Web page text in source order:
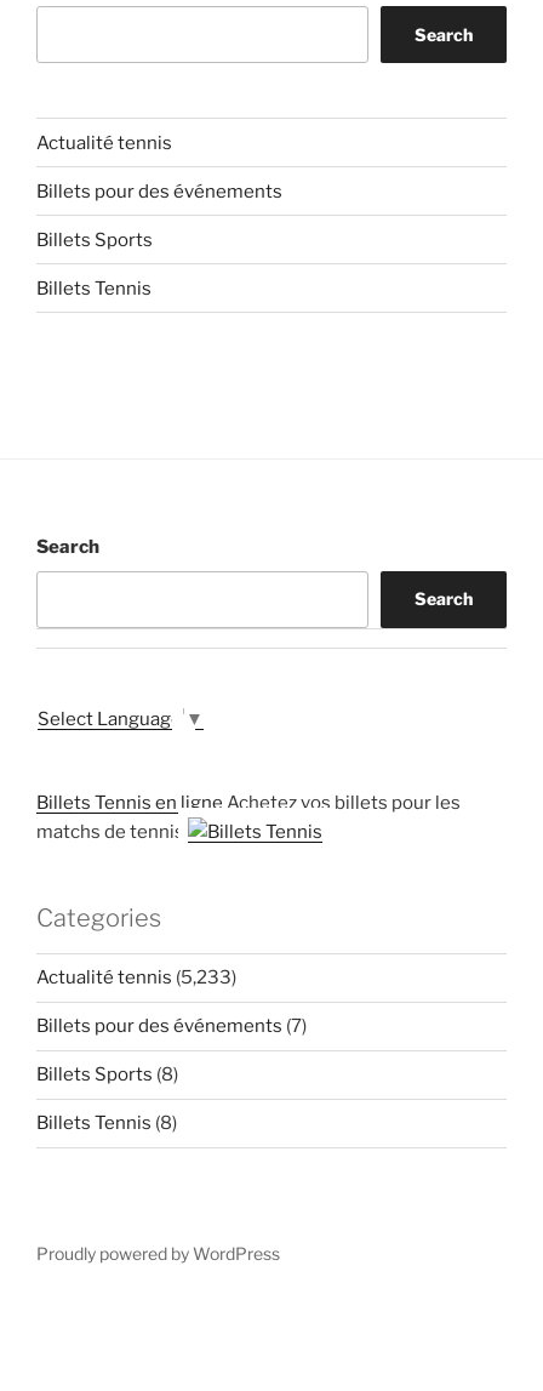
Search
Actualité tennis
Billets pour des événements
Billets Sports
Billets Tennis
Search
Search
Select Language ▼
Billets Tennis en ligne Achetez vos billets pour les
matchs de tennis
Categories
Actualité tennis (5,233)
Billets pour des événements (7)
Billets Sports (8)
Billets Tennis (8)
Proudly powered by WordPress